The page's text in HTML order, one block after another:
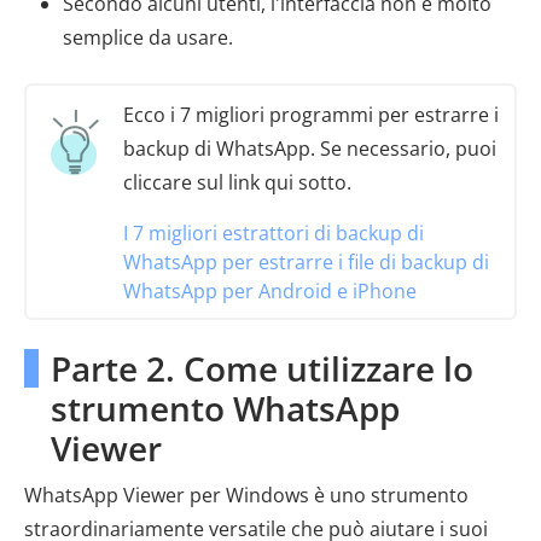
semplice da usare.
Ecco i 7 migliori programmi per estrarre i
backup di WhatsApp. Se necessario, puoi
cliccare sul link qui sotto.
I 7 migliori estrattori di backup di
WhatsApp per estrarre i file di backup di
WhatsApp per Android e iPhone
Parte 2. Come utilizzare lo
strumento WhatsApp
Viewer
WhatsApp Viewer per Windows è uno strumento
straordinariamente versatile che può aiutare i suoi